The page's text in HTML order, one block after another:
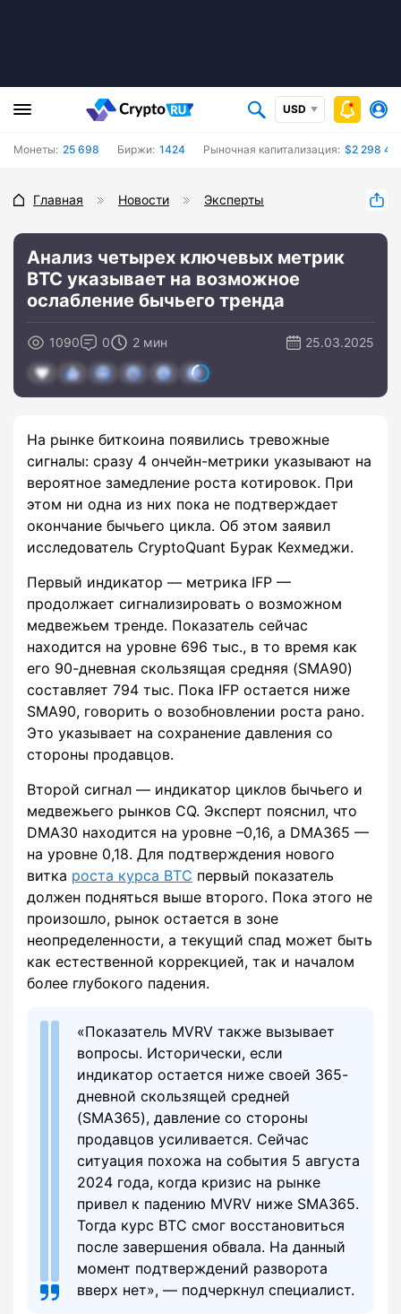
USD
Монеты: 25 698 Биржи: 1424 Рыночная капитализация: $2 298
Главная Новости Эксперты
Анализ четырех ключевых метрик
BTC указывает на возможное
ослабление бычьего тренда
1090 0 2 мин 25.03.2025
На рынке биткоина появились тревожные
сигналы: сразу 4 ончейн-метрики указывают на
вероятное замедление роста котировок. При
этом ни одна из них пока не подтверждает
окончание бычьего цикла. Об этом заявил
исследователь CryptoQuant Бурак Кехмеджи.
Первый индикатор — метрика IFP —
продолжает сигнализировать о возможном
медвежьем тренде. Показатель сейчас
находится на уровне 696 тыс., в то время как
его 90-дневная скользящая средняя (SMA90)
составляет 794 тыс. Пока IFP остается ниже
SMA90, говорить о возобновлении роста рано.
Это указывает на сохранение давления со
стороны продавцов.
Второй сигнал — индикатор циклов бычьего и
медвежьего рынков CQ. Эксперт пояснил, что
DMA30 находится на уровне –0,16, а DMA365 —
на уровне 0,18. Для подтверждения нового
витка роста курса BTC первый показатель
должен подняться выше второго. Пока этого не
произошло, рынок остается в зоне
неопределенности, а текущий спад может быть
как естественной коррекцией, так и началом
более глубокого падения.
«Показатель MVRV также вызывает
вопросы. Исторически, если
индикатор остается ниже своей 365-
дневной скользящей средней
(SMA365), давление со стороны
продавцов усиливается. Сейчас
ситуация похожа на события 5 августа
2024 года, когда кризис на рынке
привел к падению MVRV ниже SMA365.
Тогда курс BTC смог восстановиться
после завершения обвала. На данный
момент подтверждений разворота
вверх нет», — подчеркнул специалист.